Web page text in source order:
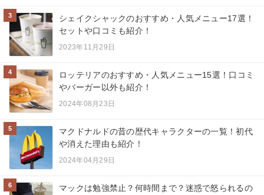
3
シェイクシャックのおすすめ・人気メニュー17選！
セットや口コミも紹介！
2023年11月29日
4
ロッテリアのおすすめ・人気メニュー15選！口コミ
やバーガー以外も紹介！
2024年08月23日
5
マクドナルドの昔の歴代キャラクターの一覧！初代
や消えた理由も紹介！
2024年04月29日
6
マックは勉強禁止？何時間まで？迷惑で怒られるの